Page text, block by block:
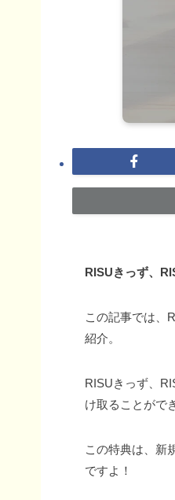
RISUきっず、
この記事では、
紹介。
RISUきっず、
け取ることがで
この特典は、新
ですよ！